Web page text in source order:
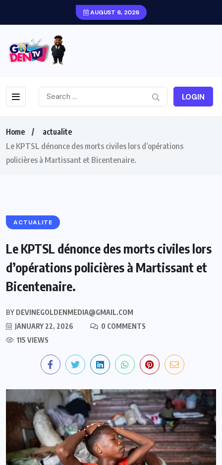
AUGUST 6, 2026
LOGIN
Home
actualite
Le KPTSL dénonce des morts civiles lors d’opérations
policières à Martissant et Bicentenaire.
ACTUALITE
Le KPTSL dénonce des morts civiles lors
d’opérations policières à Martissant et
Bicentenaire.
BY DEVINEGOLDENMEDIA@GMAIL.COM
JANUARY 22, 2026
0 COMMENTS
115 VIEWS